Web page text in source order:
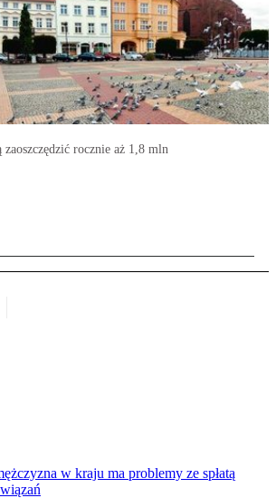
zaoszczędzić rocznie aż 1,8 mln
w kraju ma problemy ze spłatą